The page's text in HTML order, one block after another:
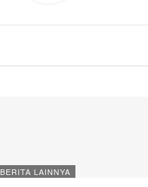
BERITA LAINNYA